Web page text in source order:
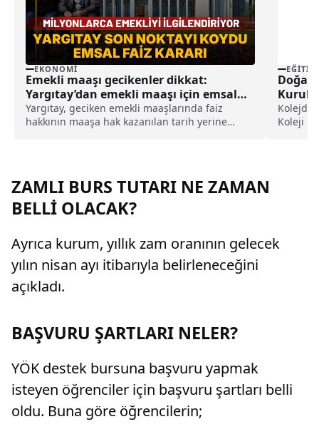
EKONOMI
Emekli maaşı gecikenler dikkat:
Yargıtay’dan emekli maaşı için emsal
faiz kararı
Yargıtay, geciken emekli maaşlarında faiz
hakkının maaşa hak kazanılan tarih yerine
EĞITIM
Doğa
Birliği
Koleji
ZAMLI BURS TUTARI NE ZAMAN
BELLİ OLACAK?
Ayrıca kurum, yıllık zam oranının gelecek
yılın nisan ayı itibarıyla belirleneceğini
açıkladı.
BAŞVURU ŞARTLARI NELER?
YÖK destek bursuna başvuru yapmak
isteyen öğrenciler için başvuru şartları belli
oldu. Buna göre öğrencilerin;